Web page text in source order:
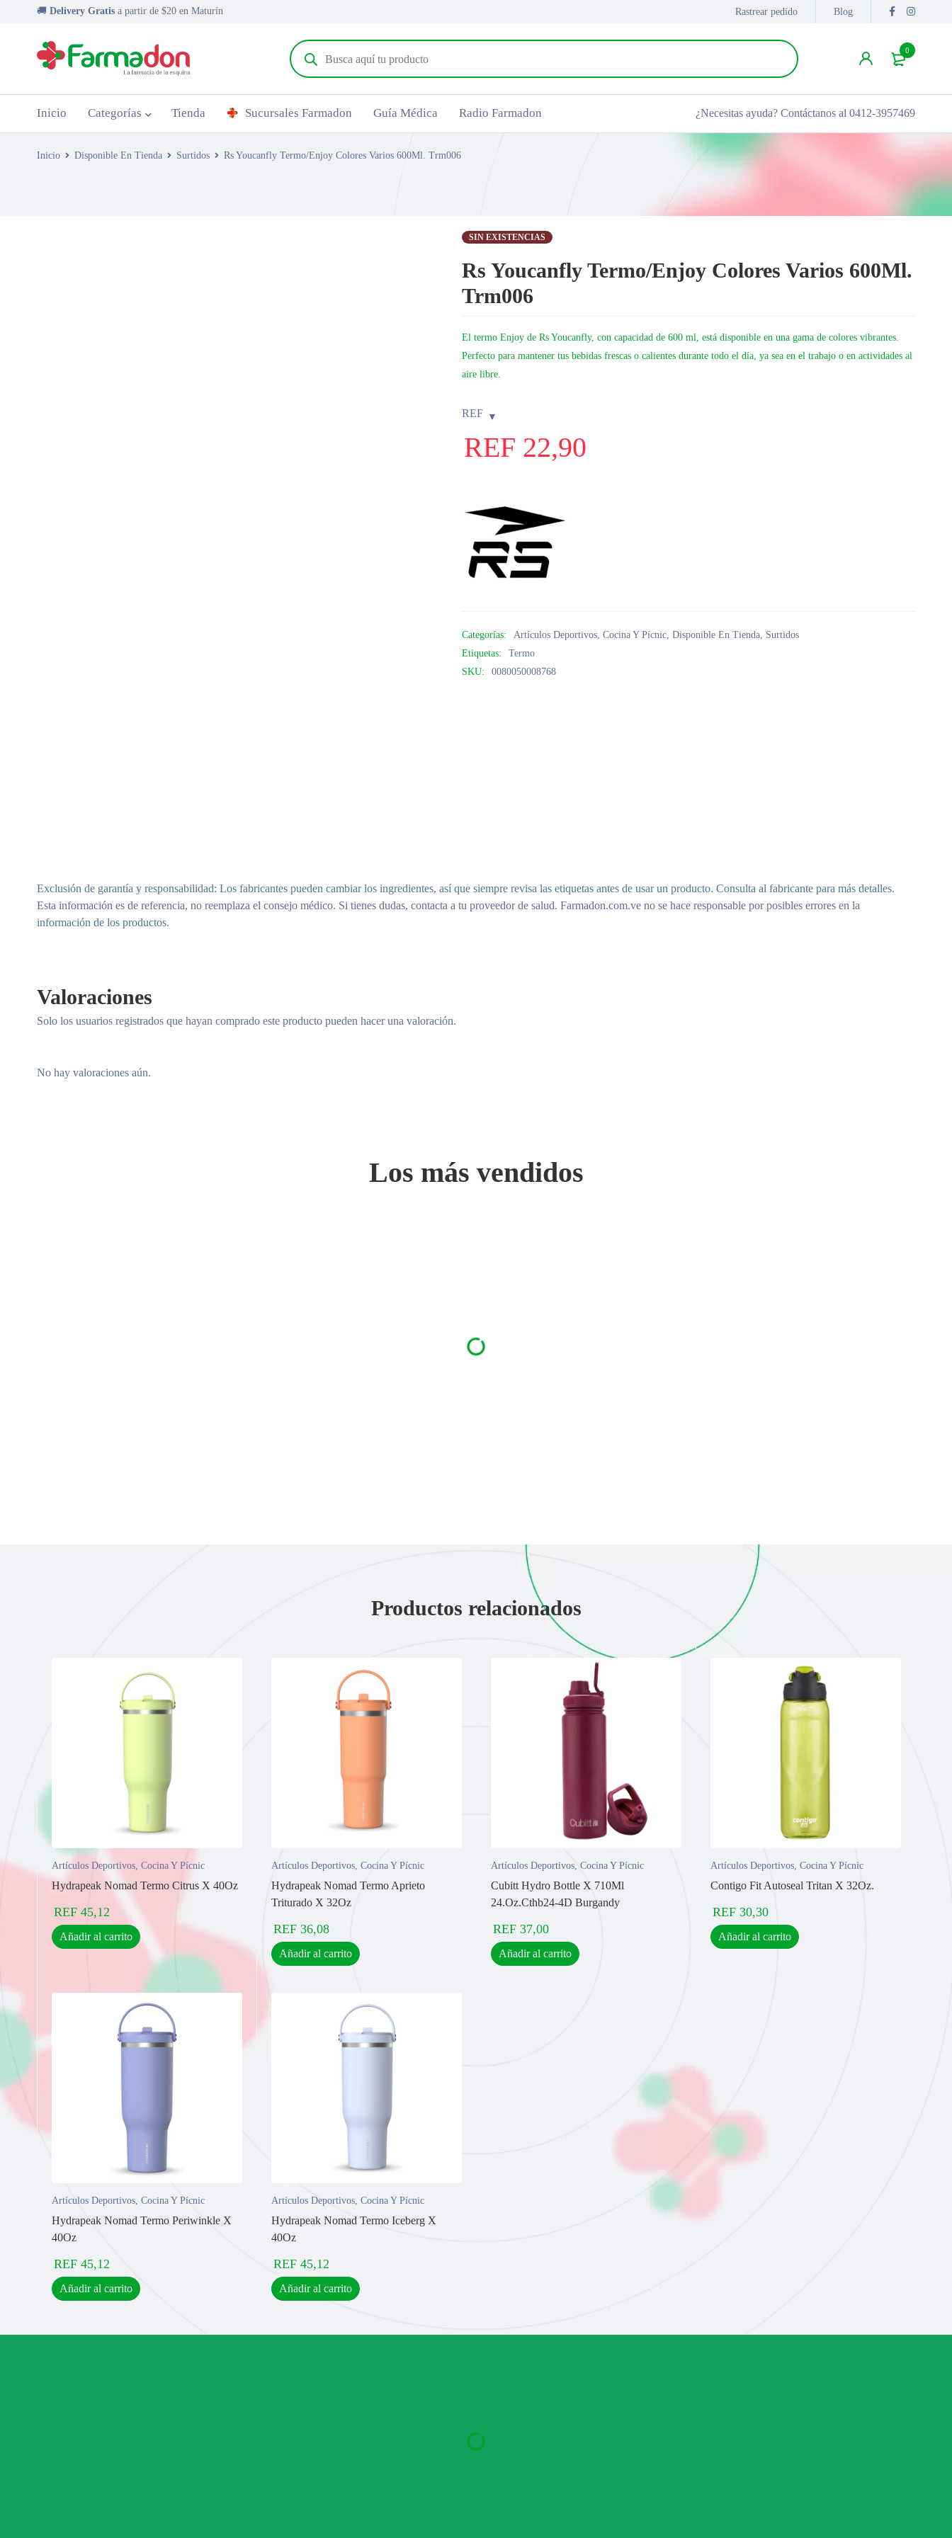
🚚 Delivery Gratis a partir de $20 en Maturín Rastrear pedido Blog
0
Inicio Categorías Tienda Sucursales Farmadon Guía Médica Radio Farmadon ¿Necesitas ayuda? Contáctanos al 0412-3957469
Inicio Disponible En Tienda Surtidos Rs Youcanfly Termo/Enjoy Colores Varios 600Ml. Trm006
SIN EXISTENCIAS
Rs Youcanfly Termo/Enjoy Colores Varios 600Ml.
Trm006
El termo Enjoy de Rs Youcanfly, con capacidad de 600 ml, está disponible en una gama de colores vibrantes.
Perfecto para mantener tus bebidas frescas o calientes durante todo el día, ya sea en el trabajo o en actividades al
aire libre.
REF
REF 22,90
Categorías: Artículos Deportivos,Cocina Y Pícnic,Disponible En Tienda, Surtidos
Etiquetas:
Termo
SKU:
0080050008768
Exclusión de garantía y responsabilidad: Los fabricantes pueden cambiar los ingredientes, así que siempre revisa las etiquetas antes de usar un producto. Consulta al fabricante para más detalles.
Esta información es de referencia, no reemplaza el consejo médico. Si tienes dudas, contacta a tu proveedor de salud. Farmadon.com.ve no se hace responsable por posibles errores en la
información de los productos.
Valoraciones
No hay valoraciones aún.
Solo los usuarios registrados que hayan comprado este producto pueden hacer una valoración.
Los más vendidos
Productos relacionados
Artículos Deportivos Cocina Y Pícnic
Hydrapeak Nomad Termo Citrus X 40Oz
REF 45,12
Añadir al carrito
Artículos Deportivos Cocina Y Pícnic
Hydrapeak Nomad Termo Aprieto
Triturado X 32Oz
REF 36,08
Añadir al carrito
Artículos Deportivos Cocina Y Pícnic
Cubitt Hydro Bottle X 710Ml
24.Oz.Cthb24-4D Burgandy
REF 37,00
Añadir al carrito
Artículos Deportivos Cocina Y Pícnic
Contigo Fit Autoseal Tritan X 32Oz.
REF 30,30
Añadir al carrito
Artículos Deportivos Cocina Y Pícnic
Hydrapeak Nomad Termo Periwinkle X
40Oz
REF 45,12
Añadir al carrito
Artículos Deportivos Cocina Y Pícnic
Hydrapeak Nomad Termo Iceberg X
40Oz
REF 45,12
Añadir al carrito